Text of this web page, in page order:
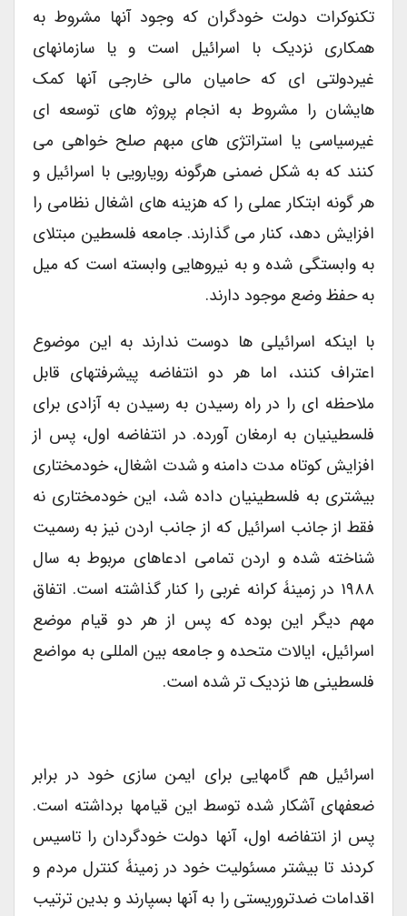
تکنوکرات دولت خودگران که وجود آنها مشروط به
همکاری نزدیک با اسرائیل است و یا سازمانهای
غیردولتی ای که حامیان مالی خارجی آنها کمک
هایشان را مشروط به انجام پروژه های توسعه ای
غیرسیاسی یا استراتژی های مبهم صلح خواهی می
کنند که به شکل ضمنی هرگونه رویارویی با اسرائیل و
هر گونه ابتکار عملی را که هزینه های اشغال نظامی را
افزایش دهد، کنار می گذارند. جامعه فلسطین مبتلای
به وابستگی شده و به نیروهایی وابسته است که میل
به حفظ وضع موجود دارند.
با اینکه اسرائیلی ها دوست ندارند به این موضوع
اعتراف کنند، اما هر دو انتفاضه پیشرفتهای قابل
ملاحظه ای را در راه رسیدن به رسیدن به آزادی برای
فلسطینیان به ارمغان آورده. در انتفاضه اول، پس از
افزایش کوتاه مدت دامنه و شدت اشغال، خودمختاری
بیشتری به فلسطینیان داده شد، این خودمختاری نه
فقط از جانب اسرائیل که از جانب اردن نیز به رسمیت
شناخته شده و اردن تمامی ادعاهای مربوط به سال
۱۹۸۸ در زمینۀ کرانه غربی را کنار گذاشته است. اتفاق
مهم دیگر این بوده که پس از هر دو قیام موضع
اسرائیل، ایالات متحده و جامعه بین المللی به مواضع
فلسطینی ها نزدیک تر شده است.
اسرائیل هم گامهایی برای ایمن سازی خود در برابر
ضعفهای آشکار شده توسط این قیامها برداشته است.
پس از انتفاضه اول، آنها دولت خودگردان را تاسیس
کردند تا بیشتر مسئولیت خود در زمینۀ کنترل مردم و
اقدامات ضدتروریستی را به آنها بسپارند و بدین ترتیب